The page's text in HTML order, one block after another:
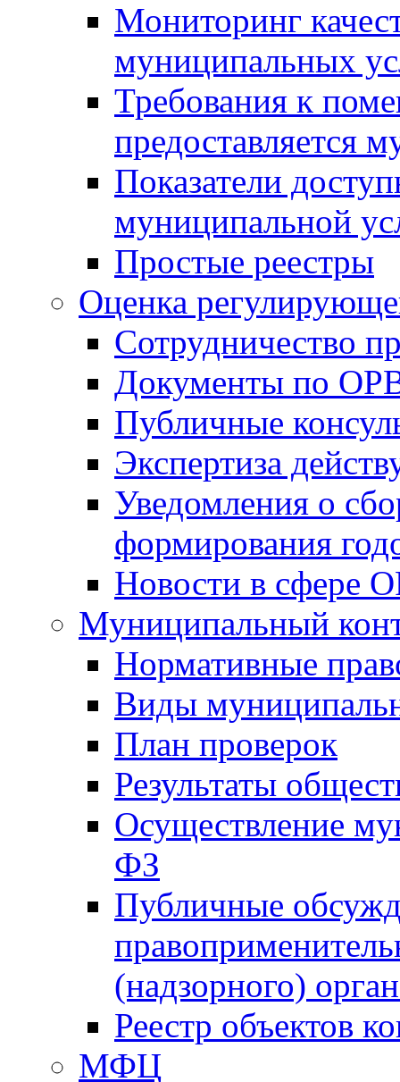
Мониторинг
муниципальных
Требования к
предоставляется
Показатели
муниципальной
Простые реестры
Оценка
Сотрудничество
Документы по
Публичные
Экспертиза
Уведомления о
формирования
Новости в сфере
Муниципальный
Нормативные
Виды
План проверок
Результаты
Осуществление
ФЗ
Публичные
(надзорного)
Реестр объектов
МФЦ